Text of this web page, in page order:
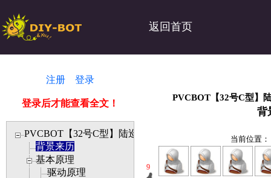
返回首页
注册 登录
登录后才能查看全文！
PVCBOT【32号C型】陆巡者3号--光电储能机器战车
背景来历
基本原理
驱动原理
PVCBOT【32号C型】
背
当前位置：
9